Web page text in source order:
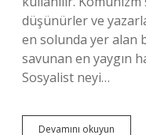
düşünürler ve
en solunda yer alan
savunan en yaygın
Sosyalist neyi…
Devamını okuyun